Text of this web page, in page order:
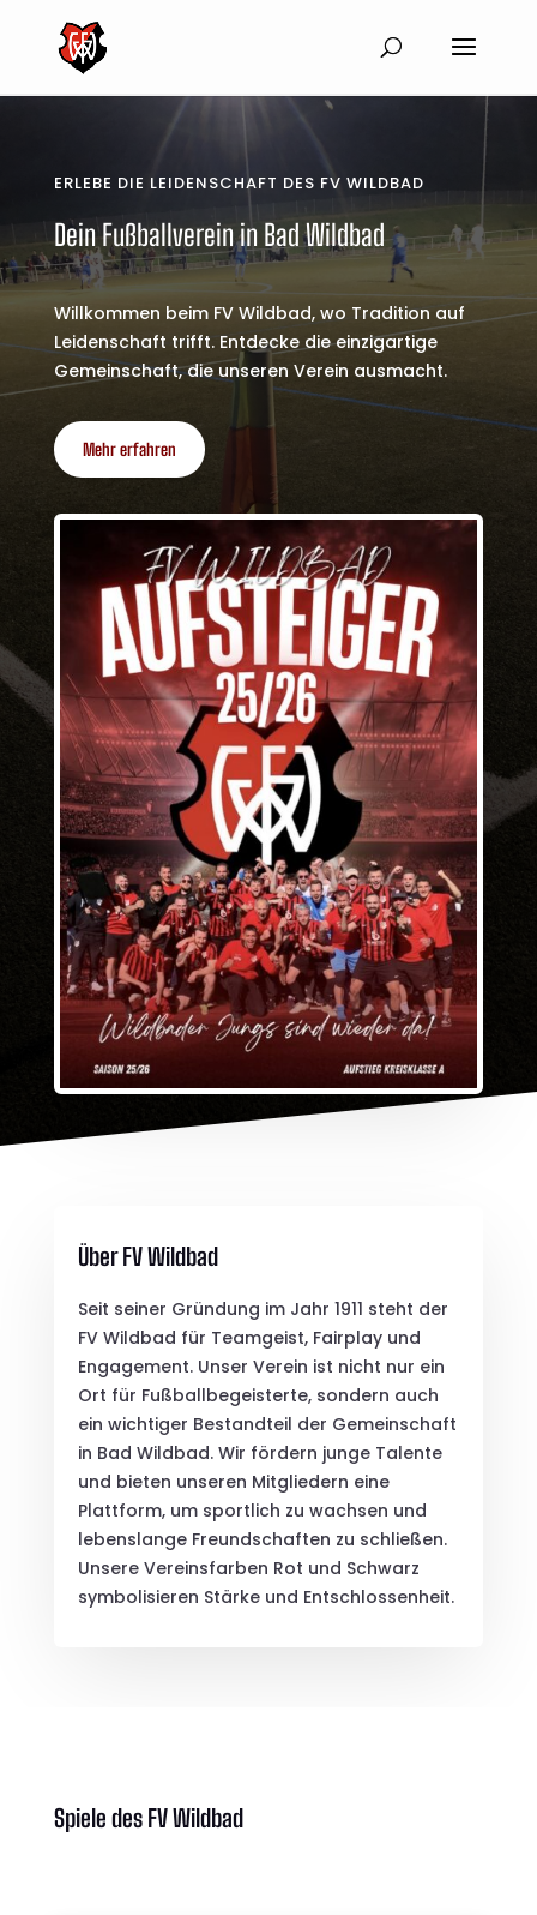
ERLEBE DIE LEIDENSCHAFT DES FV WILDBAD
Dein Fußballverein in Bad Wildbad
Willkommen beim FV Wildbad, wo Tradition auf
Leidenschaft trifft. Entdecke die einzigartige
Gemeinschaft, die unseren Verein ausmacht.
Mehr erfahren
Über FV Wildbad
Seit seiner Gründung im Jahr 1911 steht der
FV Wildbad für Teamgeist, Fairplay und
Engagement. Unser Verein ist nicht nur ein
Ort für Fußballbegeisterte, sondern auch
ein wichtiger Bestandteil der Gemeinschaft
in Bad Wildbad. Wir fördern junge Talente
und bieten unseren Mitgliedern eine
Plattform, um sportlich zu wachsen und
lebenslange Freundschaften zu schließen.
Unsere Vereinsfarben Rot und Schwarz
symbolisieren Stärke und Entschlossenheit.
Spiele des FV Wildbad